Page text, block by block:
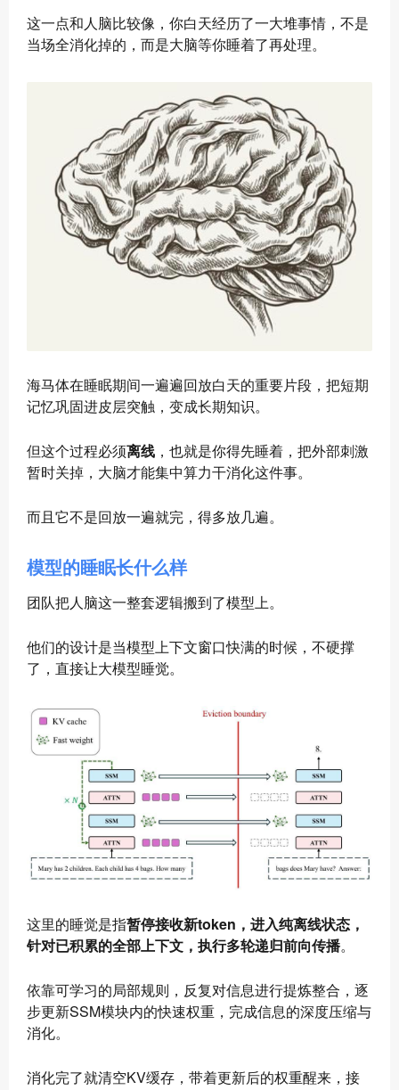
这一点和人脑比较像，你白天经历了一大堆事情，不是
当场全消化掉的，而是大脑等你睡着了再处理。
海马体在睡眠期间一遍遍回放白天的重要片段，把短期
记忆巩固进皮层突触，变成长期知识。
但这个过程必须离线 ，也就是你得先睡着，把外部刺激
暂时关掉，大脑才能集中算力干消化这件事。
而且它不是回放一遍就完，得多放几遍。
模型的睡眠长什么样
团队把人脑这一整套逻辑搬到了模型上。
他们的设计是当模型上下文窗口快满的时候，不硬撑
了，直接让大模型睡觉。
这里的睡觉是指暂停接收新token，进入纯离线状态，
针对已积累的全部上下文，执行多轮递归前向传播。
依靠可学习的局部规则，反复对信息进行提炼整合，逐
步更新SSM模块内的快速权重，完成信息的深度压缩与
消化。
消化完了就清空KV缓存，带着更新后的权重醒来，接